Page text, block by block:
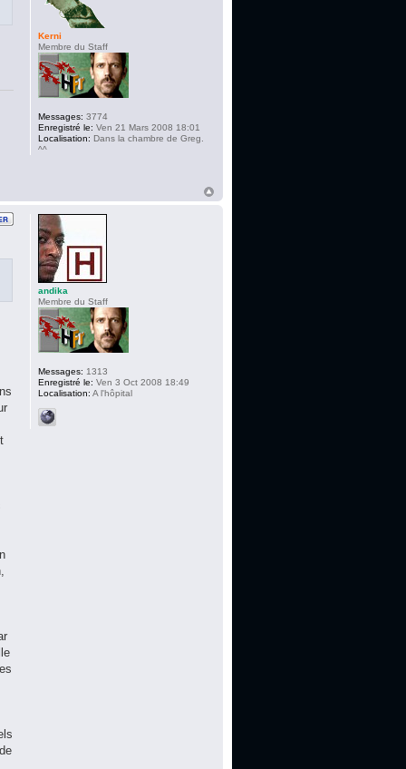
Kerni
Membre du Staff
Messages: 3774
Enregistré le: Ven 21 Mars 2008 18:01
Localisation: Dans la chambre de Greg.
^^
andika
Membre du Staff
Messages: 1313
Enregistré le: Ven 3 Oct 2008 18:49
Localisation: A l'hôpital